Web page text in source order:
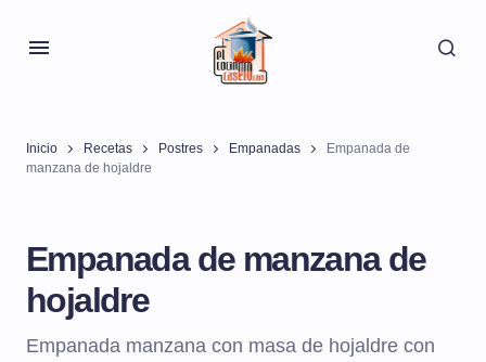
Inicio Recetas Postres Empanadas
Empanada de
manzana de hojaldre
Empanada de manzana de
hojaldre
Empanada manzana con masa de hojaldre con